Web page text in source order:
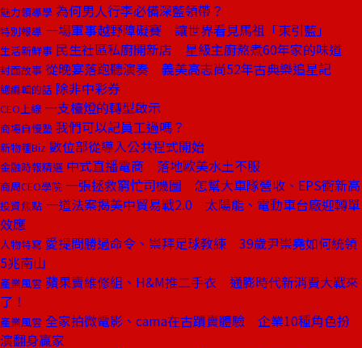
魅力領導學 為何男人行李必備深藍領帶？
特別報導 一場軍事越野障礙賽 讓世界看見馬祖「東引藍」
生活新鮮事 民生社區私廚開新店 星級主廚熬煮60年家的味道
封面故事 從晚宴落跑聽演奏 義美高志尚52年古典樂追星記
總編輯的話 除非中彩券
CEO上線 一支檯燈的轉型啟示
商場自慢塾 我們可以記員工過嗎？
新物種Biz 數位部從導入公共程式開始
金融時報精選 中式直播電商 落地歐美水土不服
商周CEO學院 一張拯救窮忙司機圖 怎幫大車隊營收、EPS衝新高
投資焦點 一道法案揭美中貿易戰2.0 太陽能、電動車台廠迎轉單
效應
人物特寫 愛提問勝過命令、崇拜足球教練 39歲尹崇堯如何統領
5兆南山
產業風雲 蘋果賣維修組、H&M推二手衣 通膨時代新消費大戰來
了！
產業風雲 全家拍微電影、cama在古蹟賣體驗 企業10種角色扮
演翻身贏家